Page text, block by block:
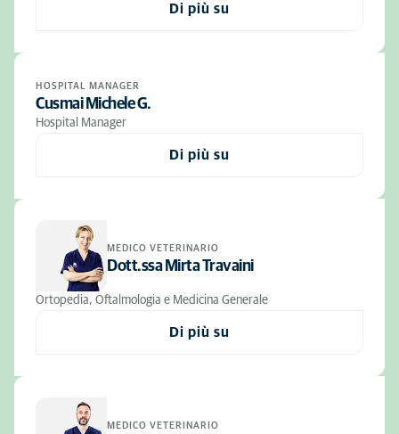
Di più su
HOSPITAL MANAGER
Cusmai Michele G.
Hospital Manager
Di più su
MEDICO VETERINARIO
Dott.ssa Mirta Travaini
Ortopedia, Oftalmologia e Medicina Generale
Di più su
MEDICO VETERINARIO